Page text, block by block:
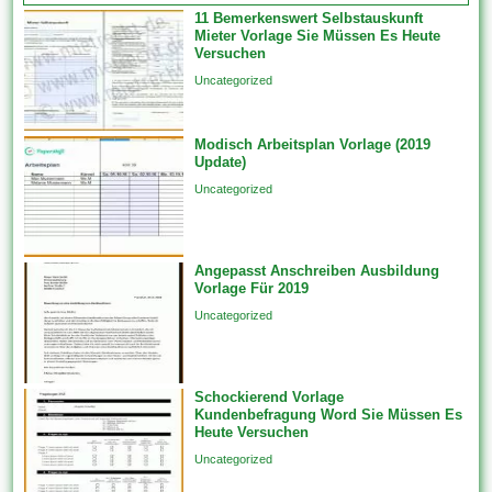
Diese werden...
professionellen Website-
Designern erstellt. Ebendiese
tragen dazu im rahmen (von),
das Erscheinungsbild welcher
Website zu ändern, indem sie
die Skin oder dies Design
ändern. Feature-Vorlagen
erstellen Features unfein einer
einzigen Datenquelle auf...
11 Bemerkenswert Selbstauskunft
Mieter Vorlage Sie Müssen Es Heute
Versuchen
Uncategorized
Modisch Arbeitsplan Vorlage (2019
Update)
Uncategorized
Angepasst Anschreiben Ausbildung
Vorlage Für 2019
Uncategorized
Schockierend Vorlage
Kundenbefragung Word Sie Müssen Es
Heute Versuchen
Uncategorized